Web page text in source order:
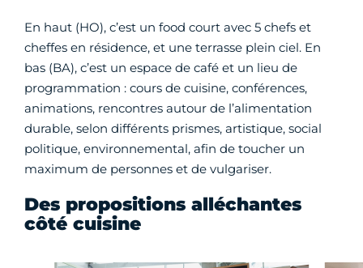
En haut (HO), c’est un food court avec 5 chefs et
cheffes en résidence, et une terrasse plein ciel. En
bas (BA), c’est un espace de café et un lieu de
programmation : cours de cuisine, conférences,
animations, rencontres autour de l’alimentation
durable, selon différents prismes, artistique, social
politique, environnemental, afin de toucher un
maximum de personnes et de vulgariser.
Des propositions alléchantes
côté cuisine